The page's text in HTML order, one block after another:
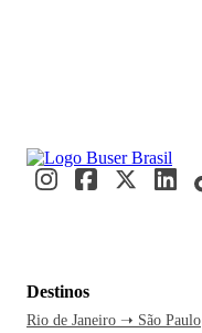
Destinos
Rio de Janeiro ➝ São Paulo